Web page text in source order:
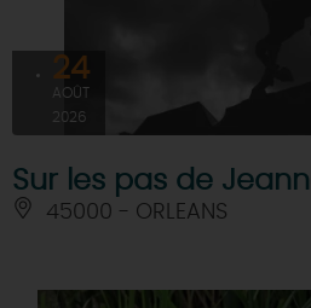
24
AOÛT
2026
Sur les pas de
45000 - ORLEANS